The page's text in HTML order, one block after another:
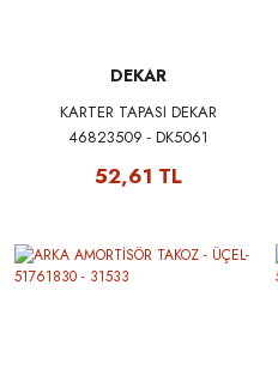
DEKAR
KARTER TAPASI DEKAR
46823509 - DK5061
52,61 TL